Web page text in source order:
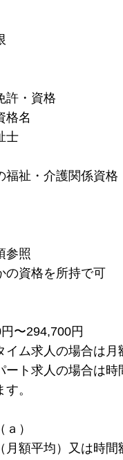
許・資格
格名
士
福祉・介護関係資格
参照
の資格を所持で可
〜294,700円
ム求人の場合は月
ート求人の場合は時
す。
）
月額平均）又は時間